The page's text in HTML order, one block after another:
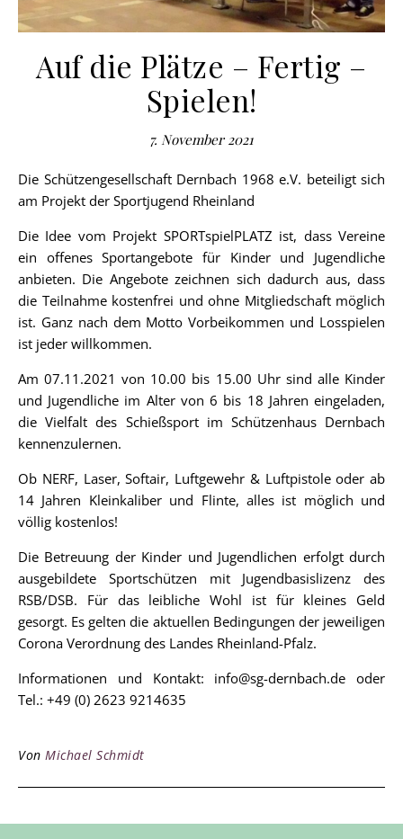
Auf die Plätze – Fertig –
Spielen!
7. November 2021
Die Schützengesellschaft Dernbach 1968 e.V. beteiligt sich
am Projekt der Sportjugend Rheinland
Die Idee vom Projekt SPORTspielPLATZ ist, dass Vereine
ein offenes Sportangebote für Kinder und Jugendliche
anbieten. Die Angebote zeichnen sich dadurch aus, dass
die Teilnahme kostenfrei und ohne Mitgliedschaft möglich
ist. Ganz nach dem Motto Vorbeikommen und Losspielen
ist jeder willkommen.
Am 07.11.2021 von 10.00 bis 15.00 Uhr sind alle Kinder
und Jugendliche im Alter von 6 bis 18 Jahren eingeladen,
die Vielfalt des Schießsport im Schützenhaus Dernbach
kennenzulernen.
Ob NERF, Laser, Softair, Luftgewehr & Luftpistole oder ab
14 Jahren Kleinkaliber und Flinte, alles ist möglich und
völlig kostenlos!
Die Betreuung der Kinder und Jugendlichen erfolgt durch
ausgebildete Sportschützen mit Jugendbasislizenz des
RSB/DSB. Für das leibliche Wohl ist für kleines Geld
gesorgt. Es gelten die aktuellen Bedingungen der jeweiligen
Corona Verordnung des Landes Rheinland-Pfalz.
Informationen und Kontakt: info@sg-dernbach.de oder
Tel.: +49 (0) 2623 9214635
Von Michael Schmidt